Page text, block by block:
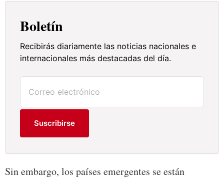
Boletín
Recibirás diariamente las noticias nacionales e
internacionales más destacadas del día.
Suscribirse
Sin embargo, los países emergentes se están